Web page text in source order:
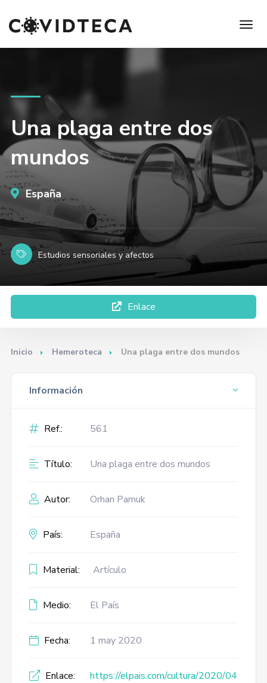
Una plaga entre dos
mundos
España
Estudios sensoriales y afectos
Enlace
Inicio Hemeroteca Una plaga entre dos mundos
Información
Ref.: 561
Título: Una plaga entre dos mundos
Autor: Orhan Pamuk
País: España
Material: Artículo
Medio: El País
Fecha: 1 may 2020
Enlace:
https://elpais.com/cultura/2020/04